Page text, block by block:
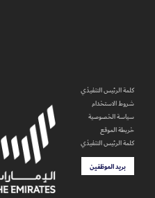
كلمة الرئيس التنفيذي
شروط الاستخدام
سياسة الخصوصية
خريطة الموقع
كلمة الرئيس التنفيذي
بريد الموظفين